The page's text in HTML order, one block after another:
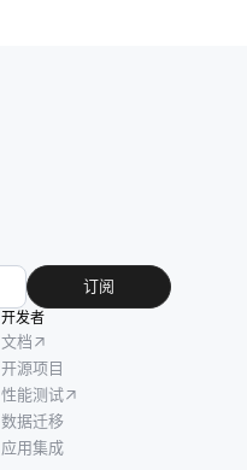
订阅
开发者
文档
开源项目
性能测试
数据迁移
应用集成